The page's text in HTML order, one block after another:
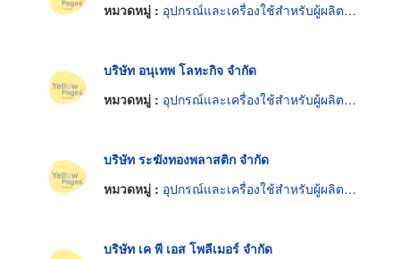
หมวดหมู่ : อุปกรณ์และเครื่องใช้สำหรับผู้ผลิตเฟอร์นิเจอร์
บริษัท อนุเทพ โลหะกิจ จำกัด
หมวดหมู่ : อุปกรณ์และเครื่องใช้สำหรับผู้ผลิตเฟอร์นิเจอร์
บริษัท ระฆังทองพลาสติก จำกัด
หมวดหมู่ : อุปกรณ์และเครื่องใช้สำหรับผู้ผลิตเฟอร์นิเจอร์
บริษัท เค พี เอส โพลีเมอร์ จำกัด